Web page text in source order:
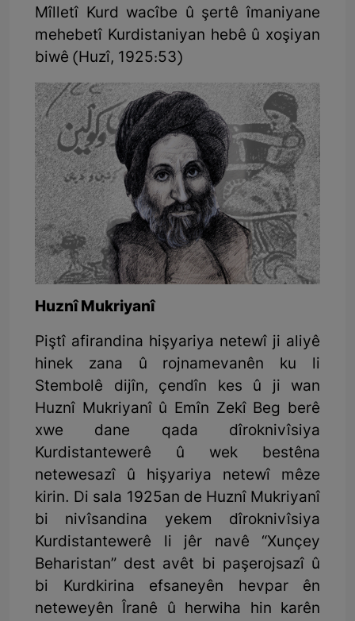
Mîlletî Kurd wacîbe û şertê îmaniyane
mehebetî Kurdistaniyan hebê û xoşiyan
biwê (Huzî, 1925:53)
Huznî Mukriyanî
Piştî afirandina hişyariya netewî ji aliyê
hinek zana û rojnamevanên ku li
Stembolê dijîn, çendîn kes û ji wan
Huznî Mukriyanî û Emîn Zekî Beg berê
xwe dane qada dîroknivîsiya
Kurdistantewerê û wek bestêna
netewesazî û hişyariya netewî mêze
kirin. Di sala 1925an de Huznî Mukriyanî
bi nivîsandina yekem dîroknivîsiya
Kurdistantewerê li jêr navê “Xunçey
Beharistan” dest avêt bi paşerojsazî û
bi Kurdkirina efsaneyên hevpar ên
neteweyên Îranê û herwiha hin karên